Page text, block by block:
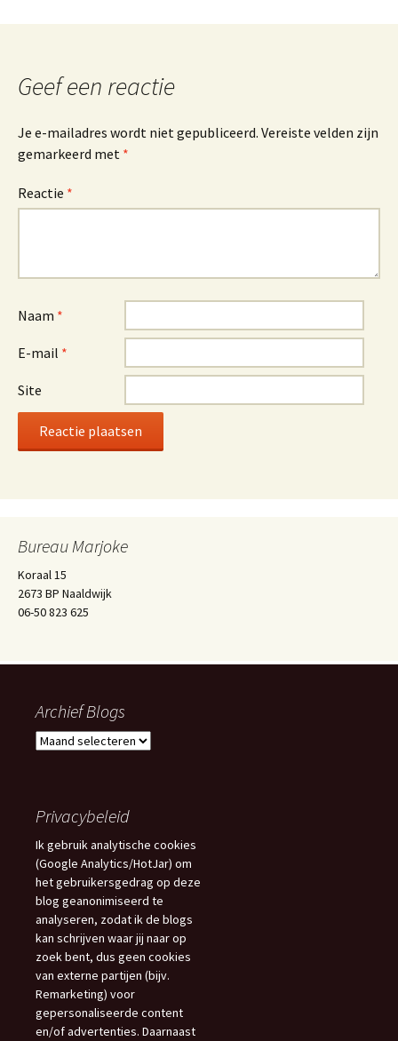
Geef een reactie
Je e-mailadres wordt niet gepubliceerd. Vereiste velden zijn
gemarkeerd met *
Reactie *
Naam *
E-mail *
Site
Bureau Marjoke
Koraal 15
2673 BP Naaldwijk
06-50 823 625
Archief Blogs
Archief
Privacybeleid
Ik gebruik analytische cookies
(Google Analytics/HotJar) om
het gebruikersgedrag op deze
blog geanonimiseerd te
analyseren, zodat ik de blogs
kan schrijven waar jij naar op
zoek bent, dus geen cookies
van externe partijen (bijv.
Remarketing) voor
gepersonaliseerde content
en/of advertenties. Daarnaast